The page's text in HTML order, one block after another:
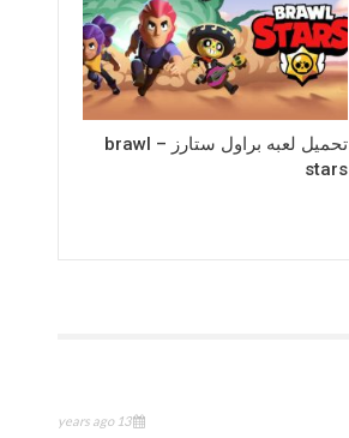
تحميل لعبه براول ستارز – brawl
stars
13 years ago